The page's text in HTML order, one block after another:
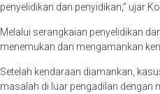
penyelidikan dan penyidikan,” ujar
Melalui serangkaian penyelidikan
menemukan dan mengamankan
Setelah kendaraan diamankan,
masalah di luar pengadilan dengan